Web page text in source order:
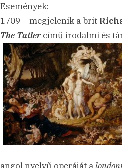
Események:
1709 – megjelenik a brit
The Tatlercímű irodalmi és